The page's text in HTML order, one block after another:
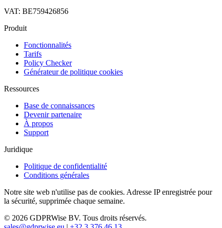
VAT: BE759426856
Produit
Fonctionnalités
Tarifs
Policy Checker
Générateur de politique cookies
Ressources
Base de connaissances
Devenir partenaire
À propos
Support
Juridique
Politique de confidentialité
Conditions générales
Notre site web n'utilise pas de cookies. Adresse IP enregistrée pour
la sécurité, supprimée chaque semaine.
© 2026 GDPRWise BV. Tous droits réservés.